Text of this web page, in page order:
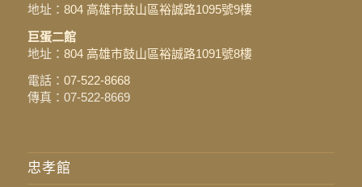
地址： 804 高雄市鼓山區裕誠路1095號9樓
巨蛋二館
地址： 804 高雄市鼓山區裕誠路1091號8樓
電話： 07-522-8668
傳真：07-522-8669
忠孝館